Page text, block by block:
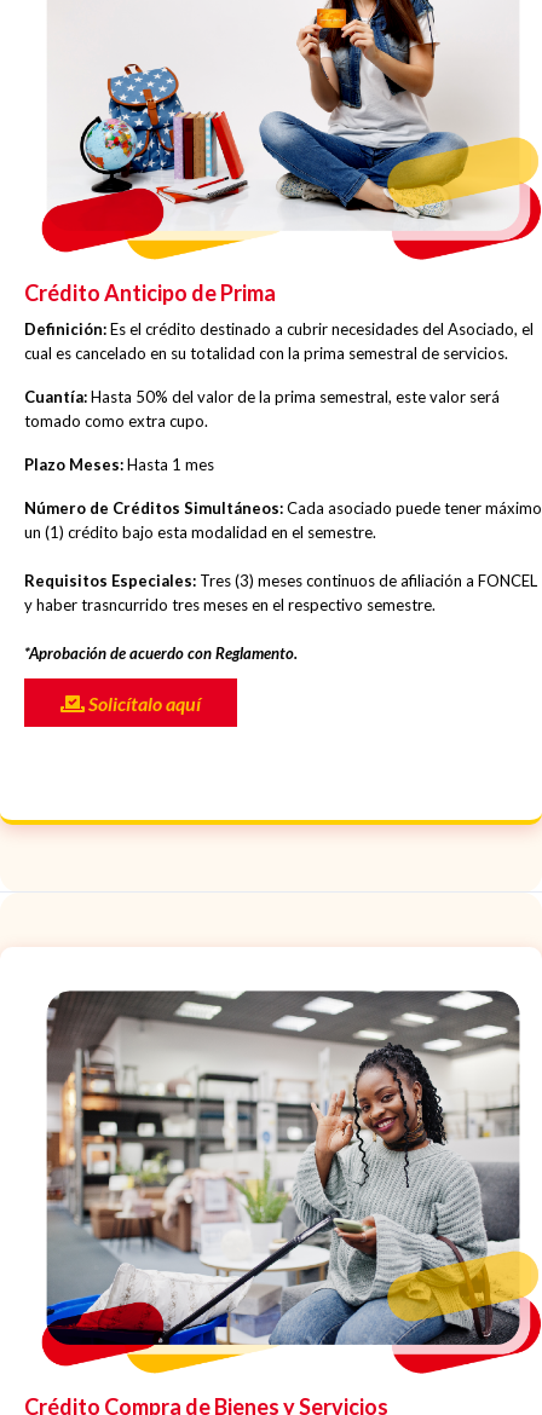
Crédito Anticipo de Prima
Definición:Es el crédito destinado a cubrir necesidades del Asociado, el
cual es cancelado en su totalidad con la prima semestral de servicios.
Cuantía:Hasta 50% del valor de la prima semestral, este valor será
tomado como extra cupo.
Plazo Meses:Hasta 1 mes
Número de Créditos Simultáneos:Cada asociado puede tener máximo
un (1) crédito bajo esta modalidad en el semestre.
Requisitos Especiales: Tres (3) meses continuos de afiliación a FONCEL
y haber trasncurrido tres meses en el respectivo semestre.
*Aprobación de acuerdo con Reglamento.
Solicítalo aquí
Crédito Compra de Bienes y Servicios